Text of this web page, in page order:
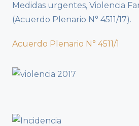
Medidas urgentes, Violencia
(Acuerdo Plenario N° 4511/17).
Acuerdo Plenario N° 4511/1